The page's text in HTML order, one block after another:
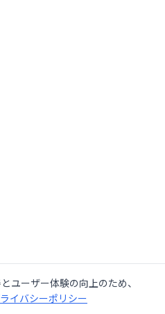
ユーザー体験の向上のため、
イバシーポリシー